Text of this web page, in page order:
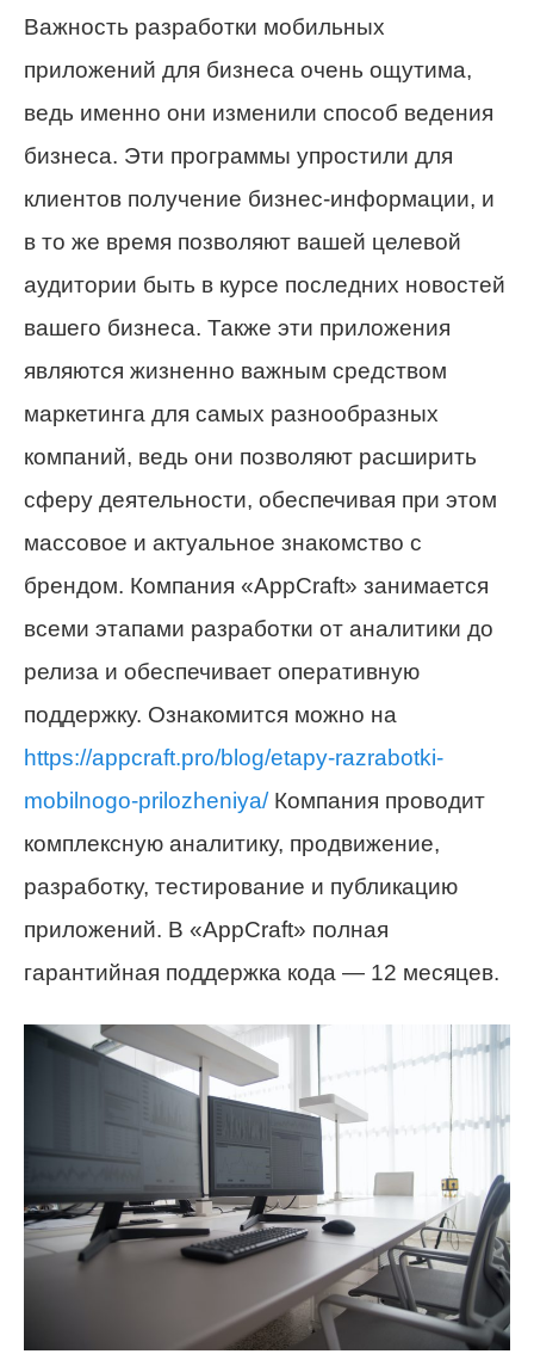
Важность разработки мобильных
приложений для бизнеса очень ощутима,
ведь именно они изменили способ ведения
бизнеса. Эти программы упростили для
клиентов получение бизнес-информации, и
в то же время позволяют вашей целевой
аудитории быть в курсе последних новостей
вашего бизнеса. Также эти приложения
являются жизненно важным средством
маркетинга для самых разнообразных
компаний, ведь они позволяют расширить
сферу деятельности, обеспечивая при этом
массовое и актуальное знакомство с
брендом. Компания «AppCraft» занимается
всеми этапами разработки от аналитики до
релиза и обеспечивает оперативную
поддержку. Ознакомится можно на
https://appcraft.pro/blog/etapy-razrabotki-
mobilnogo-prilozheniya/ Компания проводит
комплексную аналитику, продвижение,
разработку, тестирование и публикацию
приложений. В «AppCraft» полная
гарантийная поддержка кода — 12 месяцев.